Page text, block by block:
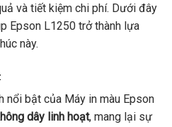
và tiết kiệm chi phí. Dưới đây
Epson L1250 trở thành lựa
này.
nổi bật của Máy in màu Epson
dây linh hoạt, mang lại sự